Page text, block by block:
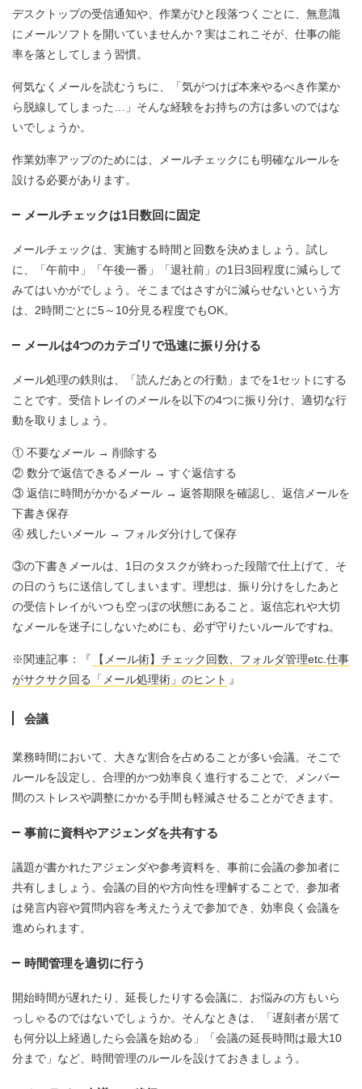
デスクトップの受信通知や、作業がひと段落つくごとに、無意識
にメールソフトを開いていませんか？実はこれこそが、仕事の能
率を落としてしまう習慣。
何気なくメールを読むうちに、「気がつけば本来やるべき作業か
ら脱線してしまった…」そんな経験をお持ちの方は多いのではな
いでしょうか。
作業効率アップのためには、メールチェックにも明確なルールを
設ける必要があります。
メールチェックは1日数回に固定
メールチェックは、実施する時間と回数を決めましょう。試し
に、「午前中」「午後一番」「退社前」の1日3回程度に減らして
みてはいかがでしょう。そこまではさすがに減らせないという方
は、2時間ごとに5～10分見る程度でもOK。
メールは4つのカテゴリで迅速に振り分ける
メール処理の鉄則は、「読んだあとの行動」までを1セットにする
ことです。受信トレイのメールを以下の4つに振り分け、適切な行
動を取りましょう。
① 不要なメール → 削除する
② 数分で返信できるメール → すぐ返信する
③ 返信に時間がかかるメール → 返答期限を確認し、返信メールを
下書き保存
④ 残したいメール → フォルダ分けして保存
③の下書きメールは、1日のタスクが終わった段階で仕上げて、そ
の日のうちに送信してしまいます。理想は、振り分けをしたあと
の受信トレイがいつも空っぽの状態にあること。返信忘れや大切
なメールを迷子にしないためにも、必ず守りたいルールですね。
※関連記事：『
【メール術】チェック回数、フォルダ管理etc.仕事
がサクサク回る「メール処理術」のヒント 』
会議
業務時間において、大きな割合を占めることが多い会議。そこで
ルールを設定し、合理的かつ効率良く進行することで、メンバー
間のストレスや調整にかかる手間も軽減させることができます。
事前に資料やアジェンダを共有する
議題が書かれたアジェンダや参考資料を、事前に会議の参加者に
共有しましょう。会議の目的や方向性を理解することで、参加者
は発言内容や質問内容を考えたうえで参加でき、効率良く会議を
進められます。
時間管理を適切に行う
開始時間が遅れたり、延長したりする会議に、お悩みの方もいら
っしゃるのではないでしょうか。そんなときは、「遅刻者が居て
も何分以上経過したら会議を始める」「会議の延長時間は最大10
分まで」など、時間管理のルールを設けておきましょう。